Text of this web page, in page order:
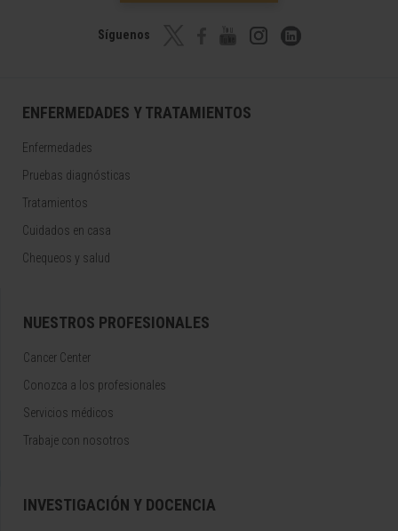
Síguenos
ENFERMEDADES Y TRATAMIENTOS
Enfermedades
Pruebas diagnósticas
Tratamientos
Cuidados en casa
Chequeos y salud
NUESTROS PROFESIONALES
Cancer Center
Conozca a los profesionales
Servicios médicos
Trabaje con nosotros
INVESTIGACIÓN Y DOCENCIA